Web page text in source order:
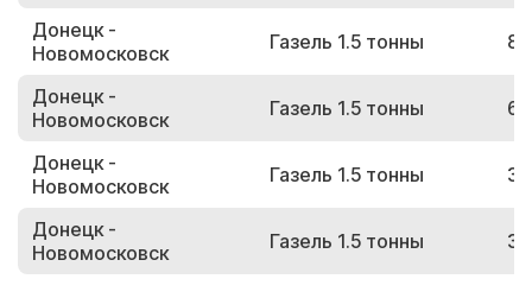
Донецк -
Новомосковск
Газель 1.5 тонны
Донецк -
Новомосковск
Газель 1.5 тонны
Донецк -
Новомосковск
Газель 1.5 тонны
Донецк -
Новомосковск
Газель 1.5 тонны